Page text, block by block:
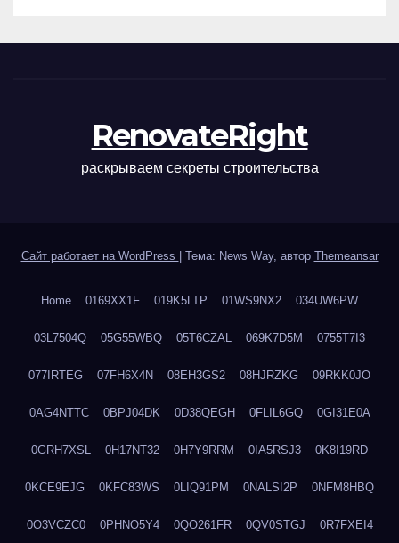
RenovateRight
раскрываем секреты строительства
Сайт работает на WordPress Тема: News Way, автор Themeansar
Home 0169XX1F 019K5LTP 01WS9NX2 034UW6PW
03L7504Q 05G55WBQ 05T6CZAL 069K7D5M 0755T7I3
077IRTEG 07FH6X4N 08EH3GS2 08HJRZKG 09RKK0JO
0AG4NTTC 0BPJ04DK 0D38QEGH 0FLIL6GQ 0GI31E0A
0GRH7XSL 0H17NT32 0H7Y9RRM 0IA5RSJ3 0K8I19RD
0KCE9EJG 0KFC83WS 0LIQ91PM 0NALSI2P 0NFM8HBQ
0O3VCZC0 0PHNO5Y4 0QO261FR 0QV0STGJ 0R7FXEI4